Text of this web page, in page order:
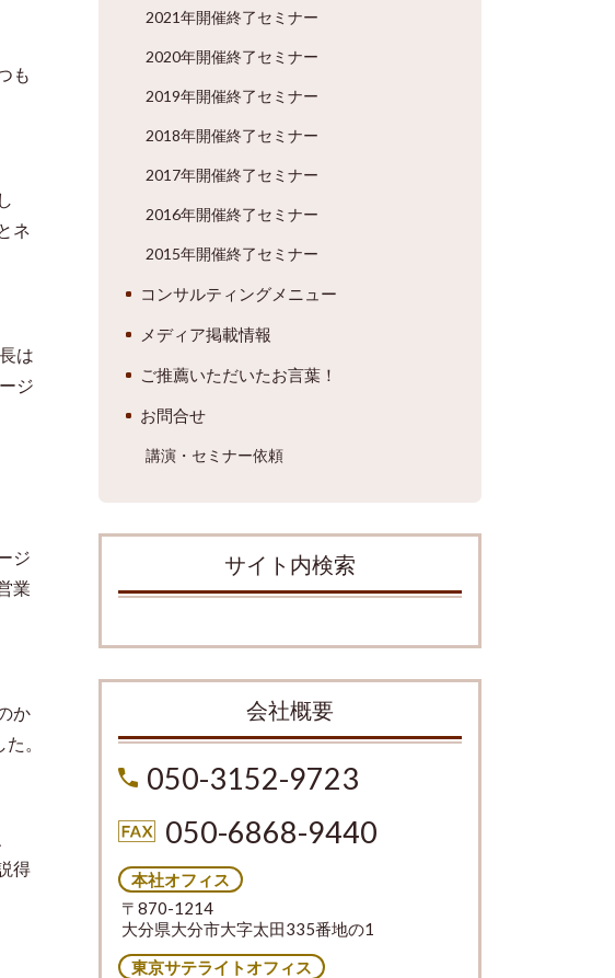
も
ネ
は
ジ
ジ
業
か
。
得
2021年開催終了セミナー
2020年開催終了セミナー
2019年開催終了セミナー
2018年開催終了セミナー
2017年開催終了セミナー
2016年開催終了セミナー
2015年開催終了セミナー
コンサルティングメニュー
メディア掲載情報
ご推薦いただいたお言葉！
お問合せ
講演・セミナー依頼
サイト内検索
会社概要
050-3152-9723
050-6868-9440
本社オフィス
〒870-1214
大分県大分市大字太田335番地の1
東京サテライトオフィス